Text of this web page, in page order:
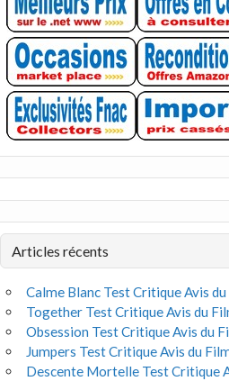
Articles récents
Calme Blanc Test Critique Avis
Together Test Critique Avis du
Obsession Test Critique Avis du
Jumpers Test Critique Avis du
Descente Mortelle Test Critique